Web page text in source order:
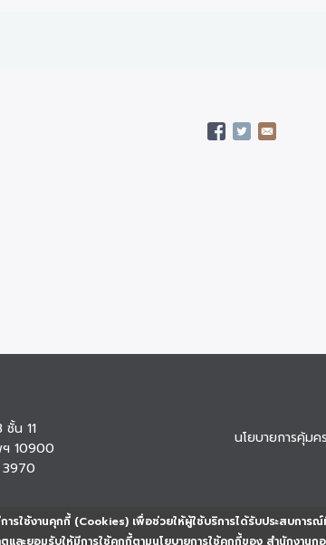
รใช้งานคุกกี้ (Cookies) เพื่อช่วยให้ผู้ใช้บริการได้รับประสบการณ์
และยอมรับให้มีการใช้คุกกี้ตามนโยบายการใช้คุกกี้ของ สำนักงาน
น 11
ฯ 10900
นโยบายการคุ้ม